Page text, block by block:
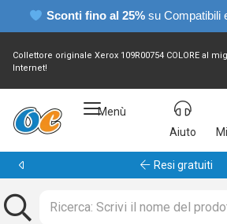
Sconti fino al 25% su Compatibili
Collettore originale Xerox 109R00754 COLORE al
Internet!
Menù
Aiuto
Garanzia 24 mesi